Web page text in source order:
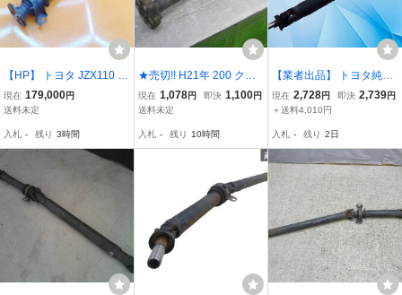
【HP】 トヨタ JZX110 マ
ーク2 純正 5速 プロペラ
シャフト MT 載せ替え IR-
渡OK 同梱OK 歪み 曲がり
現在 179,000円
送料未定
入札 - 残り 3時間
★売切!! H21年 200 クラ
ウン マジェスタ URS206
純正 リア プロペラシャフ
宅不可(福山通運支店止)[3
現在 1,078円 即決 1,100円
送料未定
入札 - 残り 10時間
【業者出品】 トヨタ純正
AE85 カローラレビン ス
プリンタートレノ ハチゴ
アル プロペラシャフト ペ
ラシャ 単体
現在 2,728円 即決 2,739円
＋送料4,010円
入札 - 残り 2日